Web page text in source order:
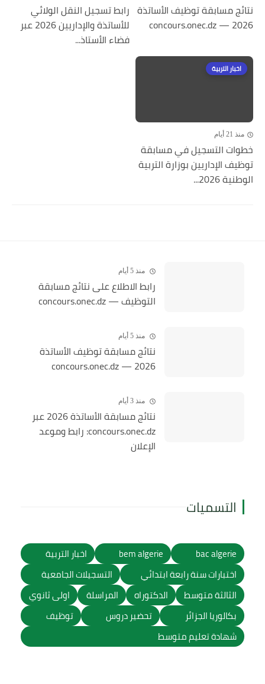
نتائج مسابقة توظيف الأساتذة
2026 — concours.onec.dz
رابط تسجيل النقل الولائي
للأساتذة والإداريين 2026 عبر
فضاء الأستاذ...
اخبار التربية
منذ 21 أيام
خطوات التسجيل في مسابقة
توظيف الإداريين بوزارة التربية
الوطنية 2026...
منذ 5 أيام
رابط الاطلاع على نتائج مسابقة
التوظيف — concours.onec.dz
منذ 5 أيام
نتائج مسابقة توظيف الأساتذة
2026 — concours.onec.dz
منذ 3 أيام
نتائج مسابقة الأساتذة 2026 عبر
concours.onec.dz: رابط وموعد
الإعلان
التسميات
bac algerie
bem algerie
اخبار التربية
اختبارات سنة رابعة ابتدائي
التسجيلات الجامعية
الثالثة متوسط
الدكتوراه المراسلة
اولى ثانوي
بكالوريا الجزائر
تحضير دروس
توظيف
شهادة تعليم متوسط